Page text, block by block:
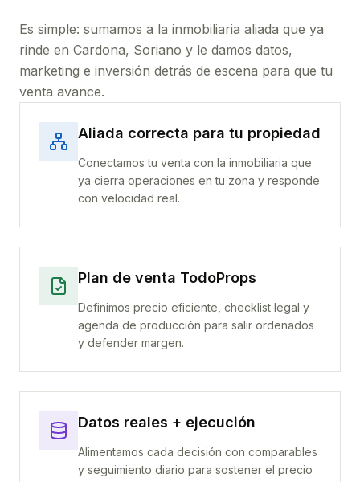
Es simple: sumamos a la inmobiliaria aliada que ya
rinde en Cardona, Soriano y le damos datos,
marketing e inversión detrás de escena para que tu
venta avance.
Aliada correcta para tu propiedad
Conectamos tu venta con la inmobiliaria que
ya cierra operaciones en tu zona y responde
con velocidad real.
Plan de venta TodoProps
Definimos precio eficiente, checklist legal y
agenda de producción para salir ordenados
y defender margen.
Datos reales + ejecución
Alimentamos cada decisión con comparables
y seguimiento diario para sostener el precio